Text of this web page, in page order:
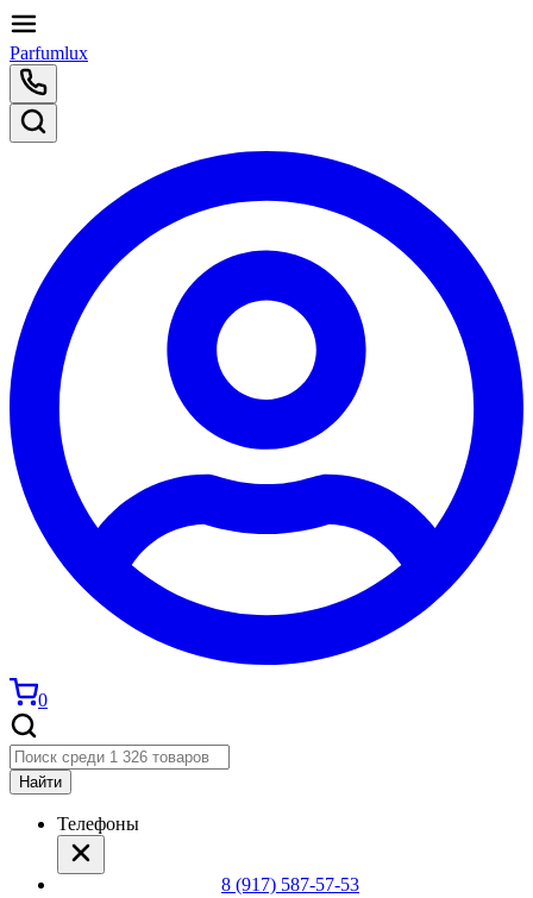
Parfumlux
0
Найти
Телефоны
8 (917) 587-57-53